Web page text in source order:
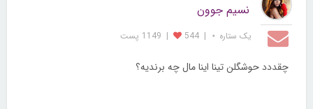
نسیم جوون
یک ستاره ⋆ |
544
| 1149 پست
چقددد حوشگلن تینا اینا مال چه برندیه؟